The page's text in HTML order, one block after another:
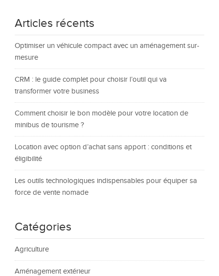
Articles récents
Optimiser un véhicule compact avec un aménagement sur-
mesure
CRM : le guide complet pour choisir l’outil qui va
transformer votre business
Comment choisir le bon modèle pour votre location de
minibus de tourisme ?
Location avec option d’achat sans apport : conditions et
éligibilité
Les outils technologiques indispensables pour équiper sa
force de vente nomade
Catégories
Agriculture
Aménagement extérieur